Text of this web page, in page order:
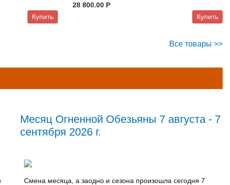
Купить
28 800.00 P
Купить
Все товары >>
Месяц Огненной Обезьяны 7 августа - 7
сентября 2026 г.
Смена месяца, а заодно и сезона произошла сегодня 7